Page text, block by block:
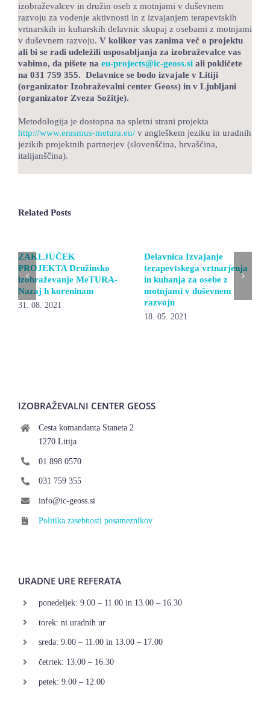
izobraževalcev in družin oseb z motnjami v duševnem
razvoju za vodenje aktivnosti in z izvajanjem terapevtskih
vrtnarskih in kuharskih delavnic skupaj z osebami z motnjami
v duševnem razvoju. V kolikor vas zanima več o projektu
ali bi se radi udeležili usposabljanja za izobraževalce vas
vabimo, da pišete na eu-projects@ic-geoss.siali pokličete
na 031 759 355. Delavnice se bodo izvajale v Litiji
(organizator Izobraževalni center Geoss) in v Ljubljani
(organizator Zveza Sožitje).
Metodologija je dostopna na spletni strani projekta
http://www.erasmus-metura.eu/v angleškem jeziku in uradnih
jezikih projektnih partnerjev (slovenščina, hrvaščina,
italijanščina).
Related Posts
ZAKLJUČEK
PROJEKTA Družinsko
izobraževanje MeTURA-
Nazaj h koreninam
31. 08. 2021
Delavnica Izvajanje
terapevtskega vrtnarjenja
in kuhanja za osebe z
motnjami v duševnem
razvoju
18. 05. 2021
IZOBRAŽEVALNI CENTER GEOSS
Cesta komandanta Staneta 2
1270 Litija
01 898 0570
031 759 355
info@ic-geoss.si
Politika zasebnosti posameznikov
URADNE URE REFERATA
ponedeljek: 9.00 – 11.00 in 13.00 – 16.30
torek: ni uradnih ur
sreda: 9.00 – 11.00 in 13.00 – 17.00
četrtek: 13.00 – 16.30
petek: 9.00 – 12.00